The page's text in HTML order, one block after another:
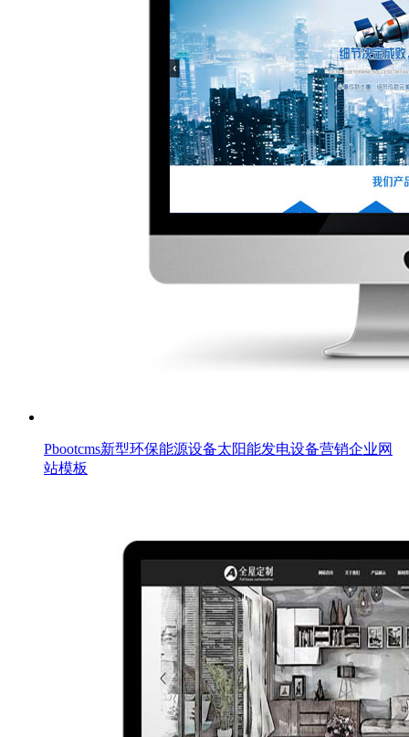
Pbootcms新型环保能源设备太阳能发电设备营销企业网
站模板